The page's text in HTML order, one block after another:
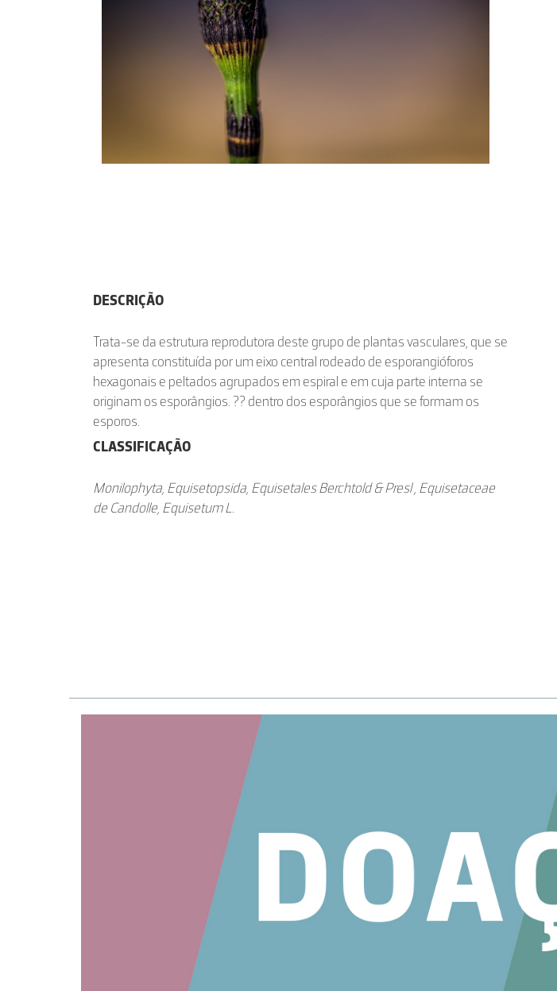
DESCRIÇÃO
Trata-se da estrutura reprodutora deste grupo de plantas vasculares, que se
apresenta constituída por um eixo central rodeado de esporangióforos
hexagonais e peltados agrupados em espiral e em cuja parte interna se
originam os esporângios. ?? dentro dos esporângios que se formam os
esporos.
CLASSIFICAÇÃO
Monilophyta, Equisetopsida, Equisetales Berchtold & Presl , Equisetaceae
de Candolle, Equisetum L.